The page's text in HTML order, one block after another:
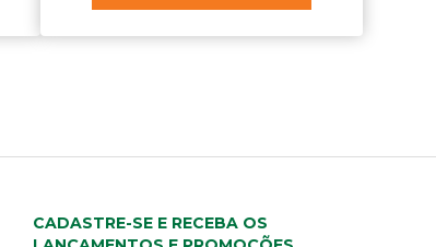
CADASTRE-SE E RECEBA OS